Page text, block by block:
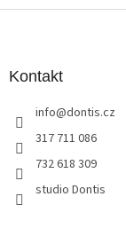
Kontakt
info@dontis.cz
317 711 086
732 618 309
studio Dontis